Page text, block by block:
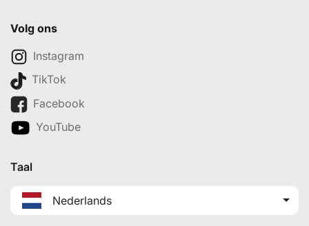
Volg ons
Instagram
TikTok
Facebook
YouTube
Taal
Nederlands